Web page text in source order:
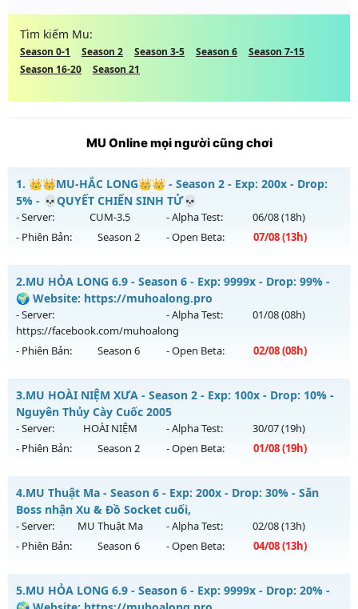
Tìm kiếm Mu:
Season 0-1 Season 2 Season 3-5 Season 6
Season 7-15
Season 16-20
Season 21
MU Online mọi người cũng chơi
1. 👑👑MU-HẮC LONG👑👑 - Season 2 - Exp: 200x - Drop:
5% - 💀QUYẾT CHIẾN SINH TỬ💀
- Server: CUM-3.5 - Alpha Test: 06/08(18h)
- Phiên Bản:
Season 2 - Open Beta: 07/08(13h)
👑👑MU-HẮC LONG👑👑 - 💀QUYẾT CHIẾN SINH TỬ💀
Mu mới ra tháng 08 2026 - Mở máy chủ
ngày 07/08/2626
Exp: 200x - Drop: 5%
Thể loại: Mu Nguyên bản Webzen
Antihack: Sharkguard
2.MU HỎA LONG 6.9 - Season 6 - Exp: 9999x - Drop: 99% -
🌍 Website: https://muhoalong.pro
- Server:
https://facebook.com/muhoalong
- Alpha Test: 01/08(08h)
- Phiên Bản: Season 6 - Open Beta: 02/08(08h)
MU HỎA LONG 6.9 - 🌍 Website: https://muhoalong.pro
Mu mới ra tháng 08 2026 - Mở máy chủ
https://facebook.com/muhoalongvào 08h ngày
02/08/2626
Kiểu reset: Non Reset
Thể loại: Mu Nguyên bản Webzen
Antihack: XShield
3.MU HOÀI NIỆM XƯA - Season 2 - Exp: 100x - Drop: 10% -
Nguyên Thủy Cày Cuốc 2005
- Server: HOÀI NIỆM - Alpha Test: 30/07(19h)
- Phiên Bản:
Season 2 - Open Beta: 01/08(19h)
MU HOÀI NIỆM XƯA - Nguyên Thủy Cày Cuốc 2005
Mu mới ra tháng 08 2026 - Mở máy chủ
ngày 01/08/2626
Exp: 100x - Drop: 10%
Thể loại: Mu Nguyên bản Webzen
4.MU Thuật Ma - Season 6 - Exp: 200x - Drop: 30% - Săn
Boss nhận Xu & Đồ Socket cuối,
- Server: MU Thuật Ma - Alpha Test: 02/08(13h)
- Phiên Bản:
Season 6 - Open Beta: 04/08(13h)
MU Thuật Ma - Săn Boss nhận Xu & Đồ Socket cuối,
5.MU HỎA LONG 6.9 - Season 6 - Exp: 9999x - Drop: 20% -